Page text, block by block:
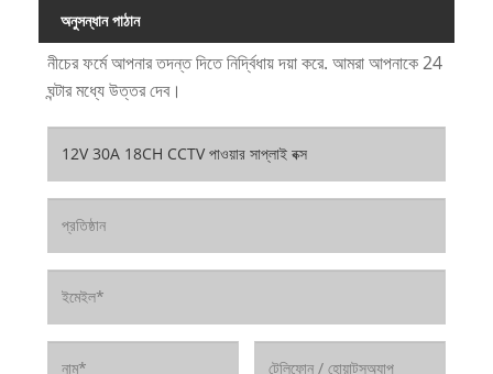
অনুসন্ধান পাঠান
নীচের ফর্মে আপনার তদন্ত দিতে নির্দ্বিধায় দয়া করে. আমরা আপনাকে 24
ঘন্টার মধ্যে উত্তর দেব।